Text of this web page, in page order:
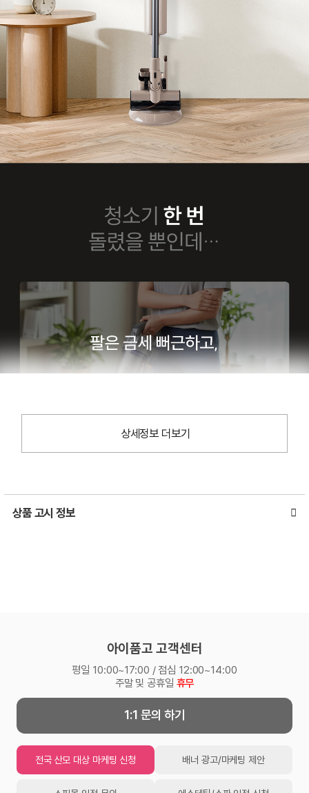
상세정보 더보기
상품 고시 정보
아이품고 고객센터
평일 10:00~17:00 / 점심 12:00~14:00
주말 및 공휴일 휴무
1:1 문의 하기
전국 산모 대상 마케팅 신청 배너 광고/마케팅 제안